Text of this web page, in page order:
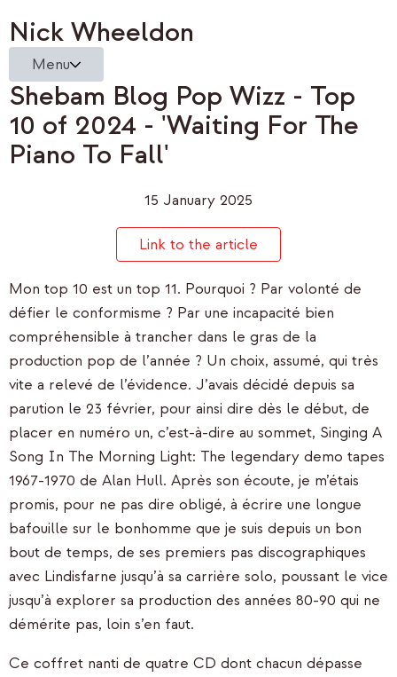
Nick Wheeldon
Menu
Shebam Blog Pop Wizz - Top
10 of 2024 - 'Waiting For The
Piano To Fall'
15 January 2025
Link to the article
Mon top 10 est un top 11. Pourquoi ? Par volonté de
défier le conformisme ? Par une incapacité bien
compréhensible à trancher dans le gras de la
production pop de l’année ? Un choix, assumé, qui très
vite a relevé de l’évidence. J’avais décidé depuis sa
parution le 23 février, pour ainsi dire dès le début, de
placer en numéro un, c’est-à-dire au sommet, Singing A
Song In The Morning Light: The legendary demo tapes
1967-1970 de Alan Hull. Après son écoute, je m’étais
promis, pour ne pas dire obligé, à écrire une longue
bafouille sur le bonhomme que je suis depuis un bon
bout de temps, de ses premiers pas discographiques
avec Lindisfarne jusqu’à sa carrière solo, poussant le vice
jusqu’à explorer sa production des années 80-90 qui ne
démérite pas, loin s’en faut.
Ce coffret nanti de quatre CD dont chacun dépasse